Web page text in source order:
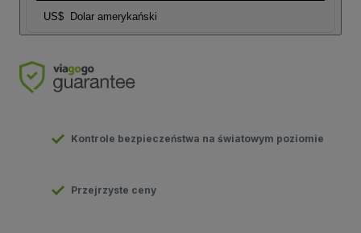
US$ Dolar amerykański
Kontrole bezpieczeństwa na światowym poziomie
Przejrzyste ceny